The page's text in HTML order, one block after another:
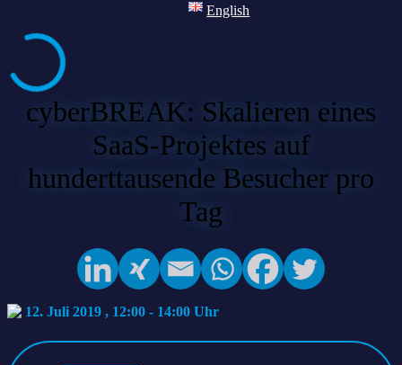
English
cyberBREAK: Skalieren eines
SaaS-Projektes auf
hunderttausende Besucher pro
Tag
12. Juli 2019 , 12:00 - 14:00